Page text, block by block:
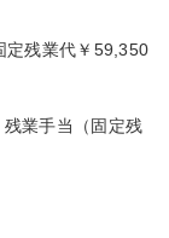
定残業代￥59,350
業手当（固定残